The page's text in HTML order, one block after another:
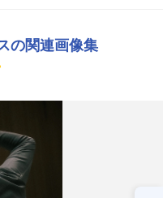
の関連画像集